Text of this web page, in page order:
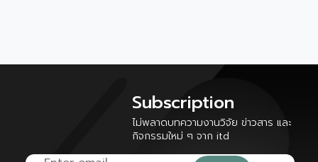
Subscription
ไม่พลาดบทความงานวิจัย ข่าวสาร และ
กิจกรรมใหม่ ๆ จาก itd